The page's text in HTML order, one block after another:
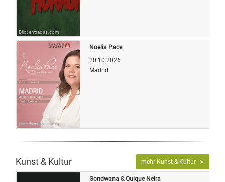
Bild: entradas.com
Bild: entradas.com
Noelia Pace
20.10.2026
Madrid
Kunst & Kultur mehr Kunst & Kultur
Gondwana & Quique Neira